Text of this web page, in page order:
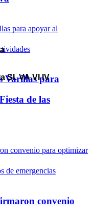
Varillas para
de las
convenio
SI. VA.VI IV